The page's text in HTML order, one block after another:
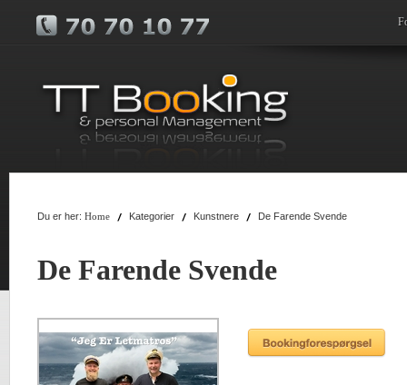
Du er her: Home Kategorier Kunstnere De Farende Svende
De Farende Svende